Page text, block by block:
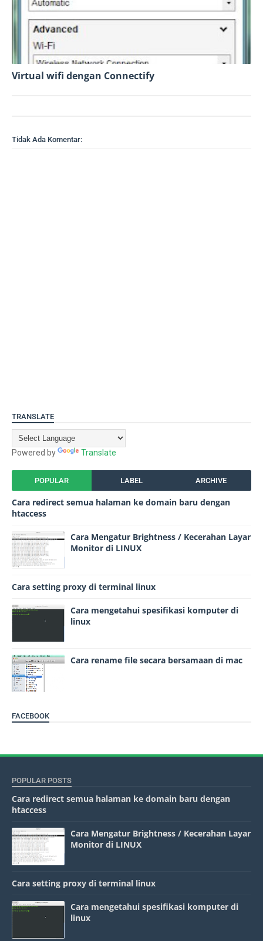
Virtual wifi dengan Connectify
Tidak Ada Komentar:
TRANSLATE
Powered by Translate
POPULAR LABEL ARCHIVE
Cara redirect semua halaman ke domain baru dengan
htaccess
Cara Mengatur Brightness / Kecerahan Layar
Monitor di LINUX
Cara setting proxy di terminal linux
Cara mengetahui spesifikasi komputer di
linux
Cara rename file secara bersamaan di mac
FACEBOOK
POPULAR POSTS
Cara redirect semua halaman ke domain baru dengan
htaccess
Cara Mengatur Brightness / Kecerahan Layar
Monitor di LINUX
Cara setting proxy di terminal linux
Cara mengetahui spesifikasi komputer di
linux